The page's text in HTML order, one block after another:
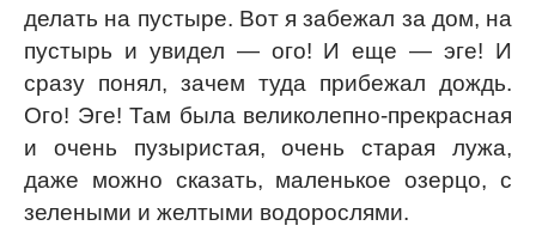
делать на пустыре. Вот я забежал за дом, на
пустырь и увидел — ого! И еще — эге! И
сразу понял, зачем туда прибежал дождь.
Ого! Эге! Там была великолепно-прекрасная
и очень пузыристая, очень старая лужа,
даже можно сказать, маленькое озерцо, с
зелеными и желтыми водорослями.